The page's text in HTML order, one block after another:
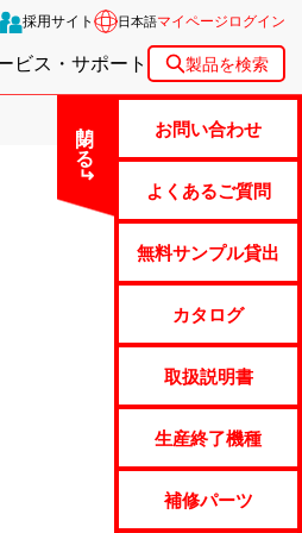
採用サイト 日本語マイページログイン
ビス・サポート 製品を検索
閉じる お問い合わせ
よくあるご質問
無料サンプル貸出
カタログ
取扱説明書
生産終了機種
補修パーツ